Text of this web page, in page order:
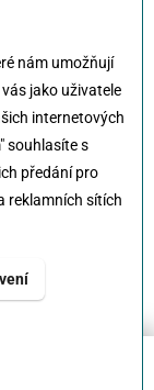
nám umožňují
jako uživatele
internetových
souhlasíte s
předání pro
reklamních sítích
systém
- ukončení
6 - Řepy